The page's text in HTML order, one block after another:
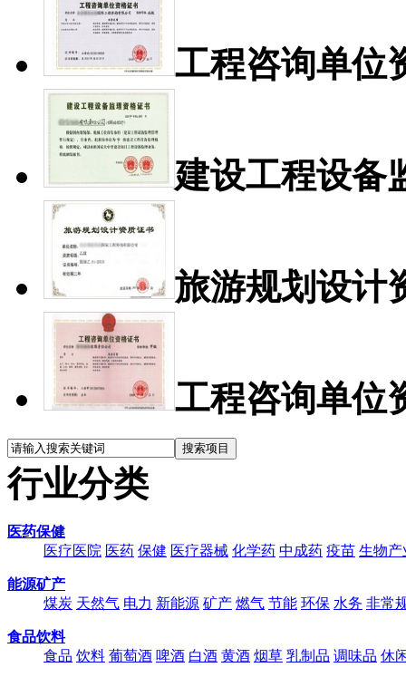
工程咨询单位
建设工程设备
旅游规划设计
工程咨询单位
行业分类
医药保健
医疗医院 医药 保健 医疗器械 化学药 中成药 疫苗 生物产
能源矿产
煤炭 天然气 电力 新能源 矿产 燃气 节能 环保 水务 非常
食品饮料
食品 饮料 葡萄酒 啤酒 白酒 黄酒 烟草 乳制品 调味品 休